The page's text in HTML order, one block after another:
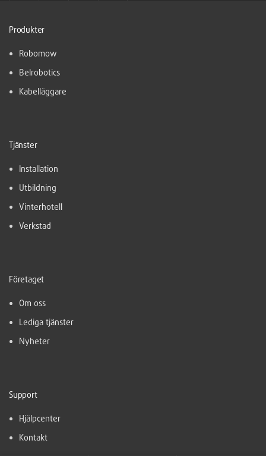
Produkter
Robomow
Belrobotics
Kabelläggare
Tjänster
Installation
Utbildning
Vinterhotell
Verkstad
Företaget
Om oss
Lediga tjänster
Nyheter
Support
Hjälpcenter
Kontakt